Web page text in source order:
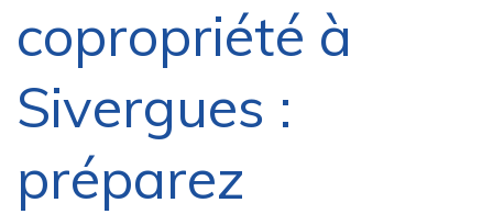
copropriété à
Sivergues :
préparez